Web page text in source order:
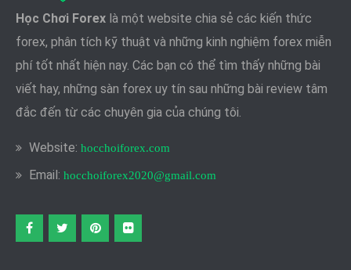
Học Chơi Forex là một website chia sẻ các kiến thức
forex, phân tích kỹ thuật và những kinh nghiệm forex miễn
phí tốt nhất hiện nay. Các bạn có thể tìm thấy những bài
viết hay, những sàn forex uy tín sau những bài review tâm
đắc đến từ các chuyên gia của chúng tôi.
Website: hocchoiforex.com
Email: hocchoiforex2020@gmail.com